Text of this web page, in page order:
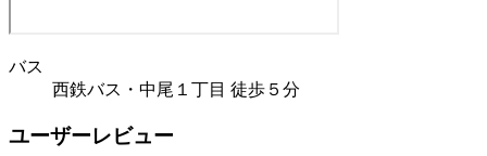
バス
西鉄バス・中尾１丁目 徒歩５分
ユーザーレビュー